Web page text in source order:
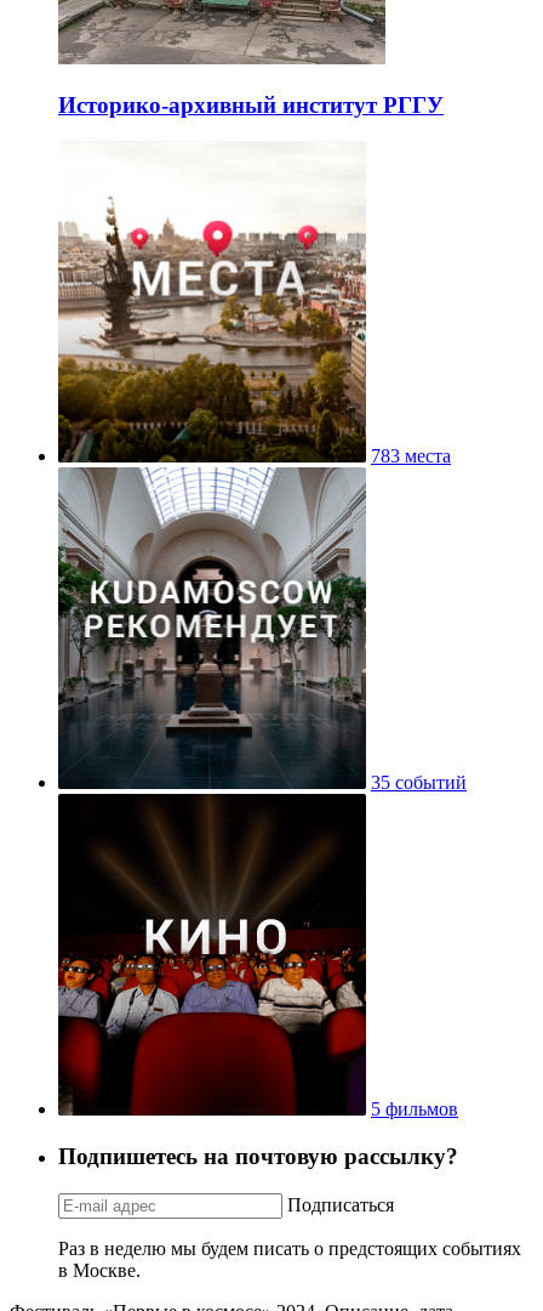
Историко-архивный институт РГГУ
783 места
35 событий
5 фильмов
Подпишетесь на почтовую рассылку?
Подписаться
Раз в неделю мы будем писать о предстоящих событиях
в Москве.